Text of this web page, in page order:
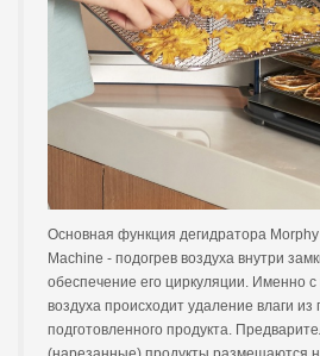
Основная функция дегидратора
Machine - подогрев воздуха внутри
обеспечение его циркуляции. Именно
воздуха происходит удаление влаги из
подготовленного продукта.